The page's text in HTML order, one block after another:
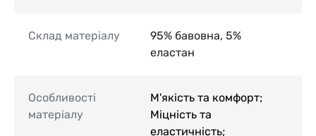
Склад матеріалу
95% бавовна, 5%
еластан
Особливості
матеріалу
М'якість та комфорт;
Міцність та
еластичність;